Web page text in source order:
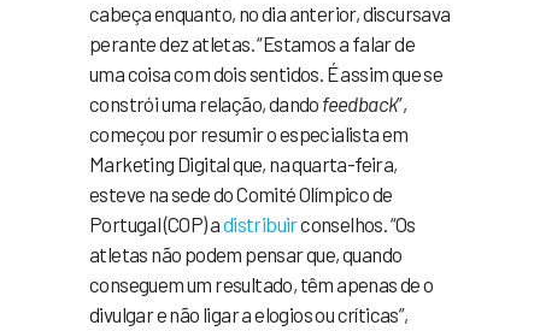
cabeça enquanto, no dia anterior, discursava
perante dez atletas. “Estamos a falar de
uma coisa com dois sentidos. É assim que se
constrói uma relação, dando feedback”,
começou por resumir o especialista em
Marketing Digital que, na quarta-feira,
esteve na sede do Comité Olímpico de
Portugal (COP) adistribuirconselhos. “Os
atletas não podem pensar que, quando
conseguem um resultado, têm apenas de o
divulgar e não ligar a elogios ou críticas”,